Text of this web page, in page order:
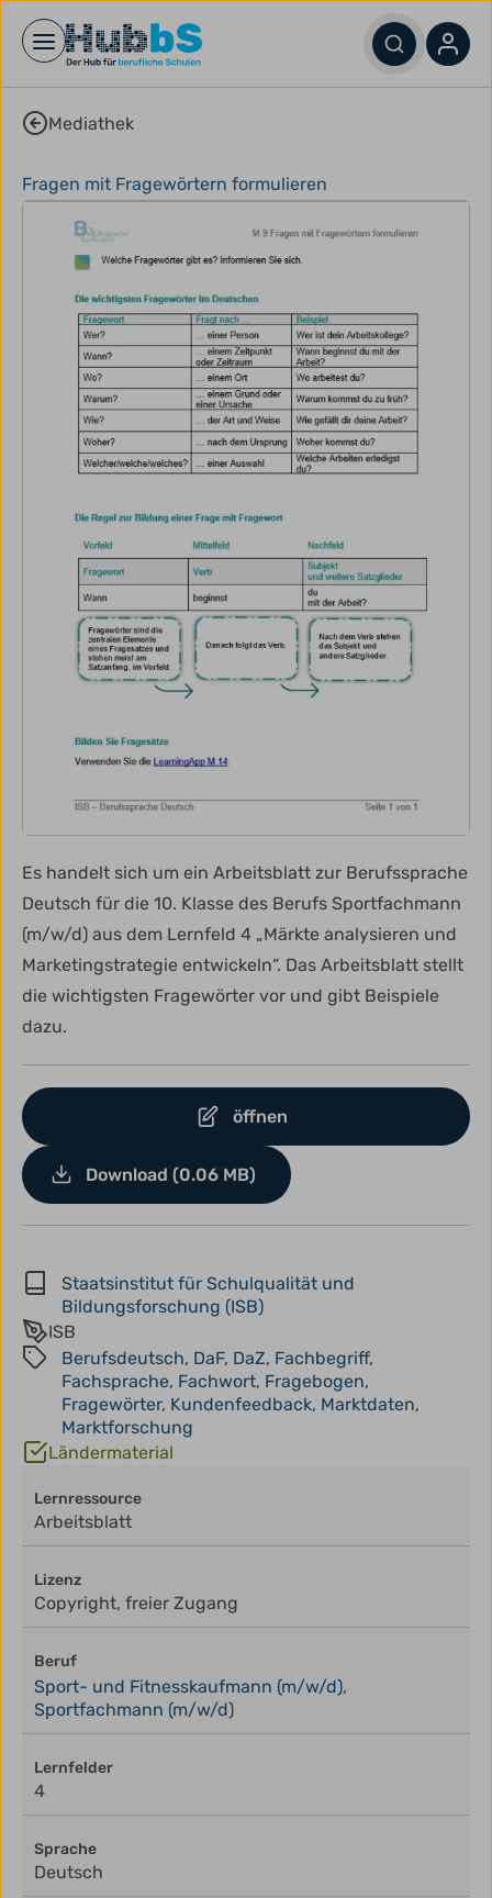
Open main menu
Mediathek
Fragen mit Fragewörtern formulieren
Es handelt sich um ein Arbeitsblatt zur Berufssprache
Deutsch für die 10. Klasse des Berufs Sportfachmann
(m/w/d) aus dem Lernfeld 4 „Märkte analysieren und
Marketingstrategie entwickeln“. Das Arbeitsblatt stellt
die wichtigsten Fragewörter vor und gibt Beispiele
dazu.
öffnen
Download (0.06 MB)
Staatsinstitut für Schulqualität und
Bildungsforschung (ISB)
ISB
Berufsdeutsch, DaF, DaZ, Fachbegriff,
Fachsprache, Fachwort, Fragebogen,
Fragewörter, Kundenfeedback, Marktdaten,
Marktforschung
Ländermaterial
Lernressource
Arbeitsblatt
Lizenz
Copyright, freier Zugang
Beruf
Sport- und Fitnesskaufmann (m/w/d),
Sportfachmann (m/w/d)
Lernfelder
4
Sprache
Deutsch